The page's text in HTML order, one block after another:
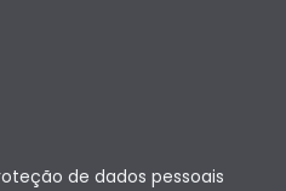
de dados pessoais